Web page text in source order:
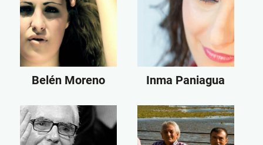
Belén Moreno Inma Paniagua